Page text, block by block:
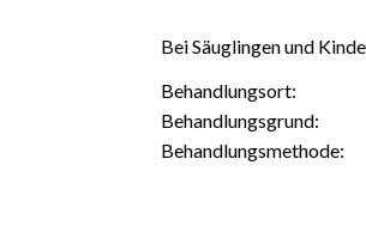
Bei Säuglingen und
Behandlungsort:
Behandlungsgrund:
Behandlungsmethode: